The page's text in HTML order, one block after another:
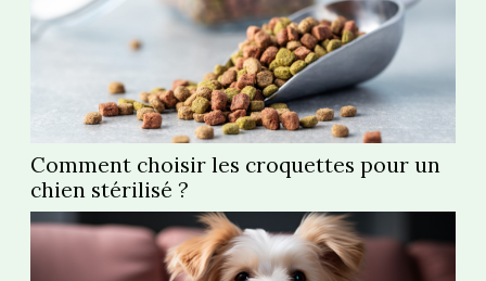
Comment choisir les croquettes pour un
chien stérilisé ?